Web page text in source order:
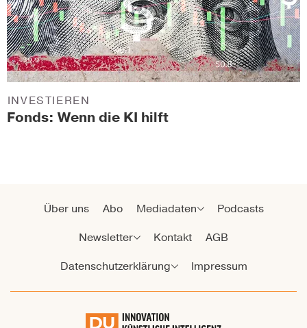
Fonds: Wenn die KI hilft
INVESTIEREN
Über uns Abo Mediadaten
Podcasts
Newsletter
Kontakt
AGB
Datenschutzerklärung
Impressum